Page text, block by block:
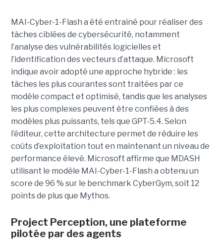
MAI-Cyber-1-Flash a été entraîné pour réaliser des
tâches ciblées de cybersécurité, notamment
l’analyse des vulnérabilités logicielles et
l’identification des vecteurs d’attaque. Microsoft
indique avoir adopté une approche hybride : les
tâches les plus courantes sont traitées par ce
modèle compact et optimisé, tandis que les analyses
les plus complexes peuvent être confiées à des
modèles plus puissants, tels que GPT-5.4. Selon
l’éditeur, cette architecture permet de réduire les
coûts d’exploitation tout en maintenant un niveau de
performance élevé. Microsoft affirme que MDASH
utilisant le modèle MAI-Cyber-1-Flash a obtenu un
score de 96 % sur le benchmark CyberGym, soit 12
points de plus que Mythos.
Project Perception, une plateforme
pilotée par des agents